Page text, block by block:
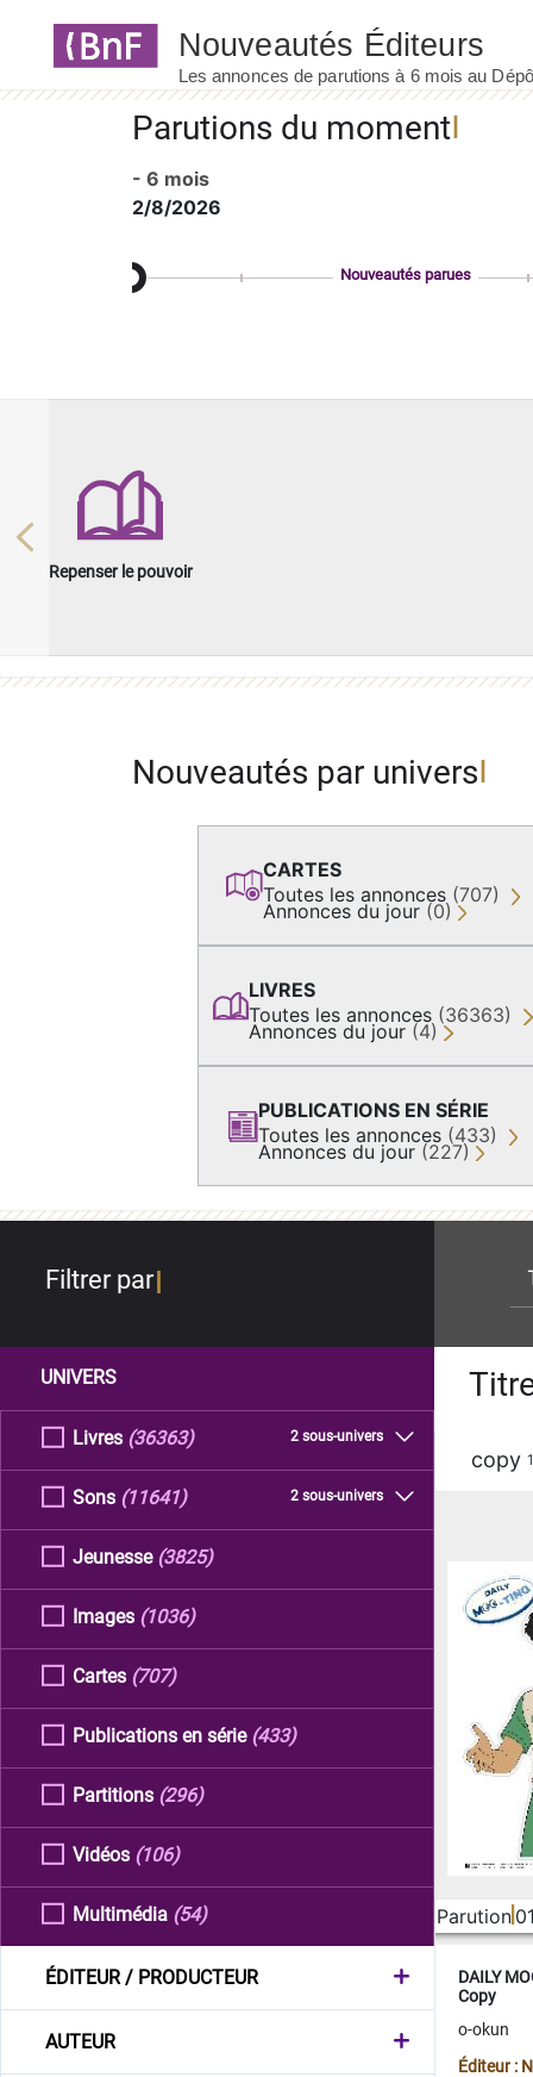
Parutions du moment
- 6 mois
2/8/2026
Nouveautés parues
Repenser le pouvoir
Previous
Nouveautés par univers
CARTES
Toutes les annonces (707)
Annonces du jour (0)
LIVRES
Toutes les annonces (36363)
Annonces du jour (4)
PUBLICATIONS EN SÉRIE
Toutes les annonces (433)
Annonces du jour (227)
Filtrer par
UNIVERS
Livres 2 sous-univers
(36363)
Sons 2 sous-univers
(11641)
Jeunesse (3825)
Images (1036)
Cartes (707)
Publications en série (433)
Partitions (296)
Vidéos (106)
Multimédia (54)
ÉDITEUR / PRODUCTEUR
AUTEUR
copy
Parution
DAILY
Copy
o-okun
Éditeur :